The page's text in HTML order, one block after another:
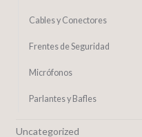
Cables y Conectores
Frentes de Seguridad
Micrófonos
Parlantes y Bafles
Uncategorized